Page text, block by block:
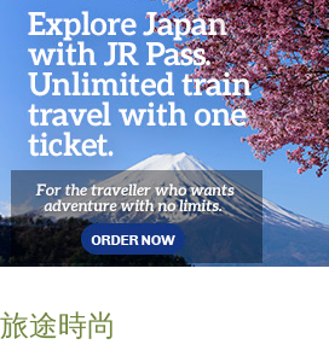
旅途時尚